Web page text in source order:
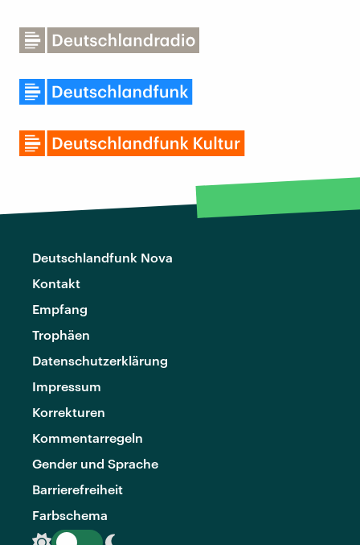
Deutschlandfunk Nova
Kontakt
Empfang
Trophäen
Datenschutzerklärung
Impressum
Korrekturen
Kommentarregeln
Gender und Sprache
Barrierefreiheit
Farbschema